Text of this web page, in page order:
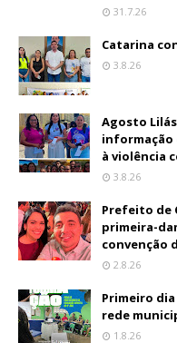
31.7.26
Catarina
3.8.26
Agosto
informação
à violência
3.8.26
Prefeito de
primeira-
convenção
2.8.26
Primeiro
rede
1.8.26